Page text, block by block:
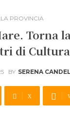
PROVINCIA
Torna
di
BY SERENA
X